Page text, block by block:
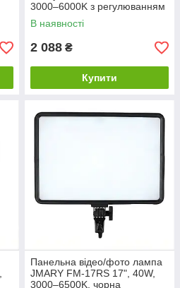
3000–6000K з регулюванням
яскравості та температури
В наявності
2 088 ₴
Купити
Панельна відео/фото лампа
JMARY FM-17RS 17", 40W,
3000–6500K, чорна